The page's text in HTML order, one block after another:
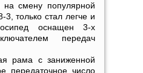
смену популярной
только стал легче и
оснащен 3-х
передач
рама с заниженной
передаточное число